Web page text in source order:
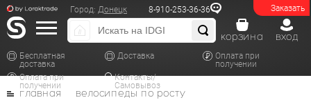
Заказать
Город: Донецк 8-910-253-36-36
Бесплатная
доставка
Доставка
Оплата при
получении
Оплата при
получении
Контакты/
Самовывоз
вход
корзина
главная велосипеды по росту